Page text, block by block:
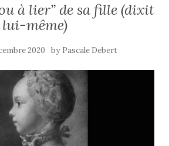
à lier” de sa fille (dixit
lui-même)
2020 by Pascale Debert